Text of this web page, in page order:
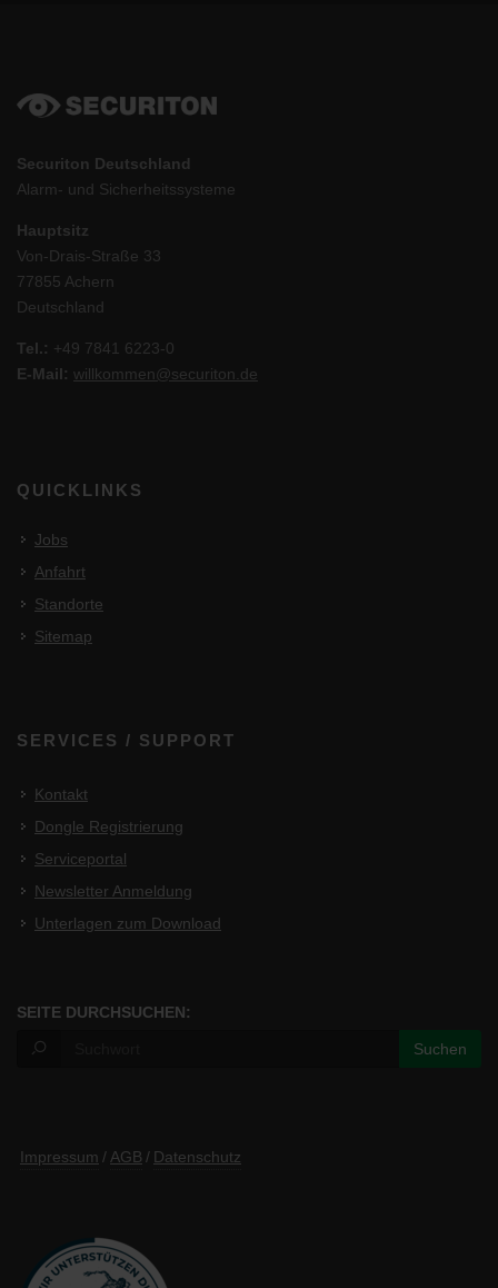
Securiton Deutschland
Alarm- und Sicherheitssysteme
Hauptsitz
Von-Drais-Straße 33
77855 Achern
Deutschland
Tel.: +49 7841 6223-0
E-Mail: willkommen@securiton.de
QUICKLINKS
Jobs
Anfahrt
Standorte
Sitemap
SERVICES / SUPPORT
Kontakt
Dongle Registrierung
Serviceportal
Newsletter Anmeldung
Unterlagen zum Download
SEITE DURCHSUCHEN:
Impressum / AGB / Datenschutz